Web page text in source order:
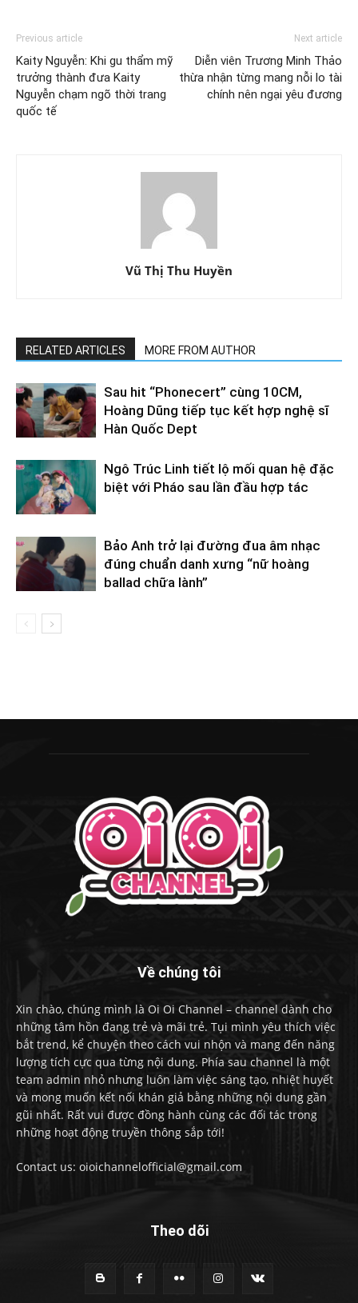
Previous article
Kaity Nguyễn: Khi gu thẩm mỹ
trưởng thành đưa Kaity
Nguyễn chạm ngõ thời trang
quốc tế
Next article
Diễn viên Trương Minh Thảo
thừa nhận từng mang nỗi lo tài
chính nên ngại yêu đương
Vũ Thị Thu Huyền
RELATED ARTICLES MORE FROM AUTHOR
Sau hit “Phonecert” cùng 10CM,
Hoàng Dũng tiếp tục kết hợp nghệ sĩ
Hàn Quốc Dept
Ngô Trúc Linh tiết lộ mối quan hệ đặc
biệt với Pháo sau lần đầu hợp tác
Bảo Anh trở lại đường đua âm nhạc
đúng chuẩn danh xưng “nữ hoàng
ballad chữa lành”
Về chúng tôi
Xin chào, chúng mình là Oi Oi Channel – channel dành cho
những tâm hồn đang trẻ và mãi trẻ. Tụi mình yêu thích việc
bắt trend, kể chuyện theo cách vui nhộn và mang đến năng
lượng tích cực qua từng nội dung. Phía sau channel là một
team admin nhỏ nhưng luôn làm việc sáng tạo, nhiệt huyết
và mong muốn kết nối khán giả bằng những nội dung gần
gũi nhất. Rất vui được đồng hành cùng các đối tác trong
những hoạt động truyền thông sắp tới!
Contact us: oioichannelofficial@gmail.com
Theo dõi